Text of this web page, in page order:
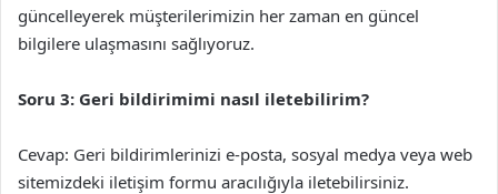
güncelleyerek müşterilerimizin her zaman en güncel
bilgilere ulaşmasını sağlıyoruz.
Soru 3: Geri bildirimimi nasıl iletebilirim?
Cevap: Geri bildirimlerinizi e-posta, sosyal medya veya web
sitemizdeki iletişim formu aracılığıyla iletebilirsiniz.